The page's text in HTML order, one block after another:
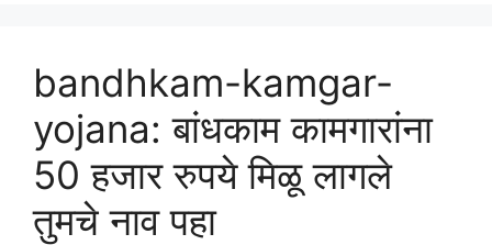
bandhkam-kamgar-
yojana: बांधकाम कामगारांना
50 हजार रुपये मिळू लागले
तुमचे नाव पहा